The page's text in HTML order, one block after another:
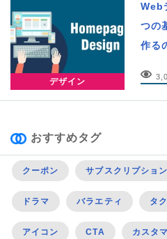
デザイン
Web
つの
作る
おすすめタグ
クーポン サブスクリプション
ドラマ バラエティ タ
アイコン CTA カスタ